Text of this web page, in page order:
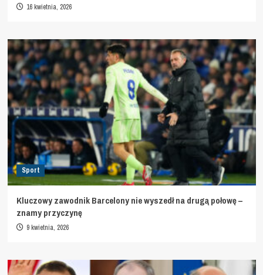
16 kwietnia, 2026
Sport
Kluczowy zawodnik Barcelony nie wyszedł na drugą połowę –
znamy przyczynę
9 kwietnia, 2026